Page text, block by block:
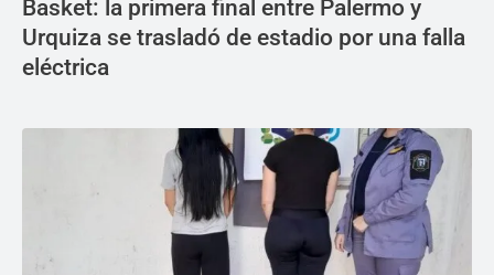
Basket: la primera final entre Palermo y
Urquiza se trasladó de estadio por una falla
eléctrica